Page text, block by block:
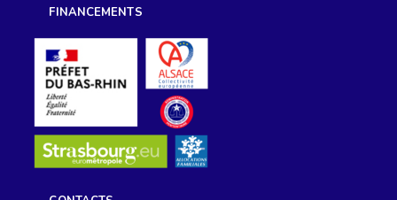
FINANCEMENTS